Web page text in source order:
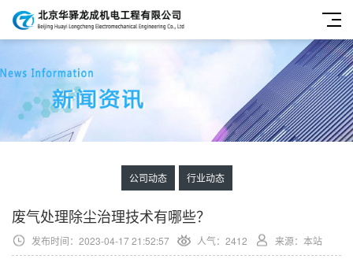
公司动态 行业动态
废气处理除尘治理技术有哪些？
发布时间：2023-04-17 21:52:57 人气：2412 来源：本站